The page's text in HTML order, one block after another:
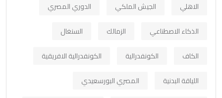
الاهلي
الجيش الملكي
الدوري المصري
الذكاء الاصطناعي
الزمالك
السنغال
الكاف
الكونفدرالية
الكونفدرالية الافريقية
اللياقة البدنية
المصري البورسعيدي